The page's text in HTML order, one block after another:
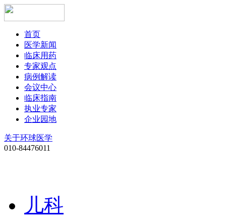
首页
医学新闻
临床用药
专家观点
病例解读
会议中心
临床指南
执业专家
企业园地
关于环球医学
010-84476011
儿科